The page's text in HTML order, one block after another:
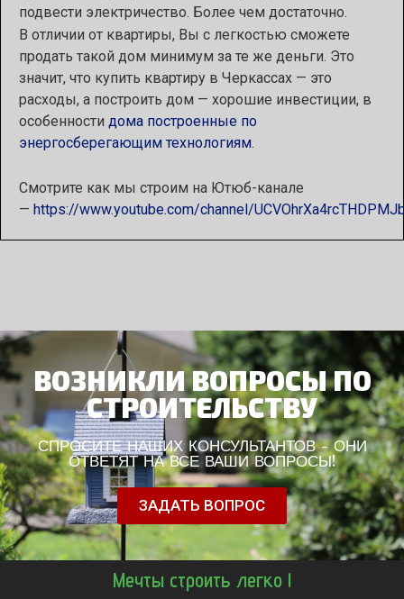
подвести электричество. Более чем достаточно.
В отличии от квартиры, Вы с легкостью сможете
продать такой дом минимум за те же деньги. Это
значит, что купить квартиру в Черкассах — это
расходы, а построить дом — хорошие инвестиции, в
особенности дома построенные по
энергосберегающим технологиям.
Смотрите как мы строим на Ютюб-канале
— https://www.youtube.com/channel/
ВОЗНИКЛИ ВОПРОСЫ ПО
СТРОИТЕЛЬСТВУ
СПРОСИТЕ НАШИХ КОНСУЛЬТАНТОВ - ОНИ
ОТВЕТЯТ НА ВСЕ ВАШИ ВОПРОСЫ!
ЗАДАТЬ ВОПРОС
Мечты строить легко !